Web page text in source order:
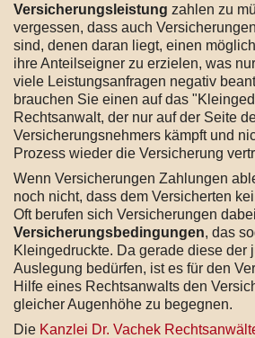
Versicherungsleistung zahlen zu
vergessen, dass auch
sind, denen daran liegt, einen
ihre Anteilseigner zu erzielen, was
viele Leistungsanfragen negativ
brauchen Sie einen auf das
Rechtsanwalt, der nur auf der Seite
Versicherungsnehmers kämpft und
Prozess wieder die Versicherung
Wenn Versicherungen Zahlungen
noch nicht, dass dem Versicherten
Oft berufen sich Versicherungen
Versicherungsbedingungen, das
Kleingedruckte. Da gerade diese der
Auslegung bedürfen, ist es für den
Hilfe eines Rechtsanwalts den
gleicher Augenhöhe zu begegnen.
Die Kanzlei Dr. Vachek